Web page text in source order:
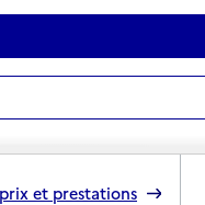
et prestations